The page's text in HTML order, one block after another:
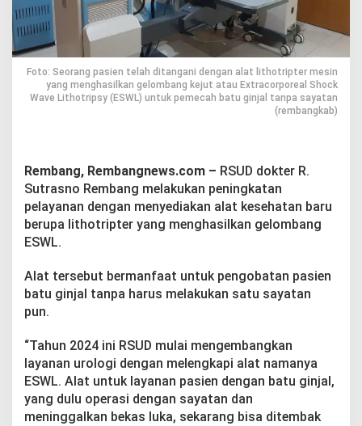
n
g
T
g
k
P
e
l
a
a
n
g
a
n
A
l
Foto: Seorang pasien telah ditangani dengan alat lithotripter mesin
yang menghasilkan gelombang kejut atau Extracorporeal Shock
Wave Lithotripsy (ESWL) untuk pemecah batu ginjal tanpa sayatan
(rembangkab)
Rembang, Rembangnews.com – RSUD dokter R.
Sutrasno Rembang melakukan peningkatan
pelayanan dengan menyediakan alat kesehatan baru
berupa lithotripter yang menghasilkan gelombang
ESWL.
Alat tersebut bermanfaat untuk pengobatan pasien
batu ginjal tanpa harus melakukan satu sayatan
pun.
“Tahun 2024 ini RSUD mulai mengembangkan
layanan urologi dengan melengkapi alat namanya
ESWL. Alat untuk layanan pasien dengan batu ginjal,
yang dulu operasi dengan sayatan dan
meninggalkan bekas luka, sekarang bisa ditembak